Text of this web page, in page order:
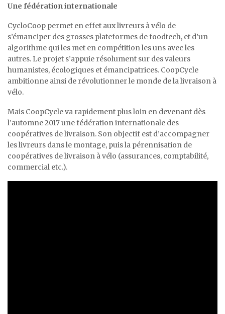
Une fédération internationale
CycloCoop permet en effet aux livreurs à vélo de
s’émanciper des grosses plateformes de foodtech, et d’un
algorithme qui les met en compétition les uns avec les
autres. Le projet s’appuie résolument sur des valeurs
humanistes, écologiques et émancipatrices. CoopCycle
ambitionne ainsi de révolutionner le monde de la livraison à
vélo.
Mais CoopCycle va rapidement plus loin en devenant dès
l’automne 2017 une fédération internationale des
coopératives de livraison. Son objectif est d’accompagner
les livreurs dans le montage, puis la pérennisation de
coopératives de livraison à vélo (assurances, comptabilité,
commercial etc.).